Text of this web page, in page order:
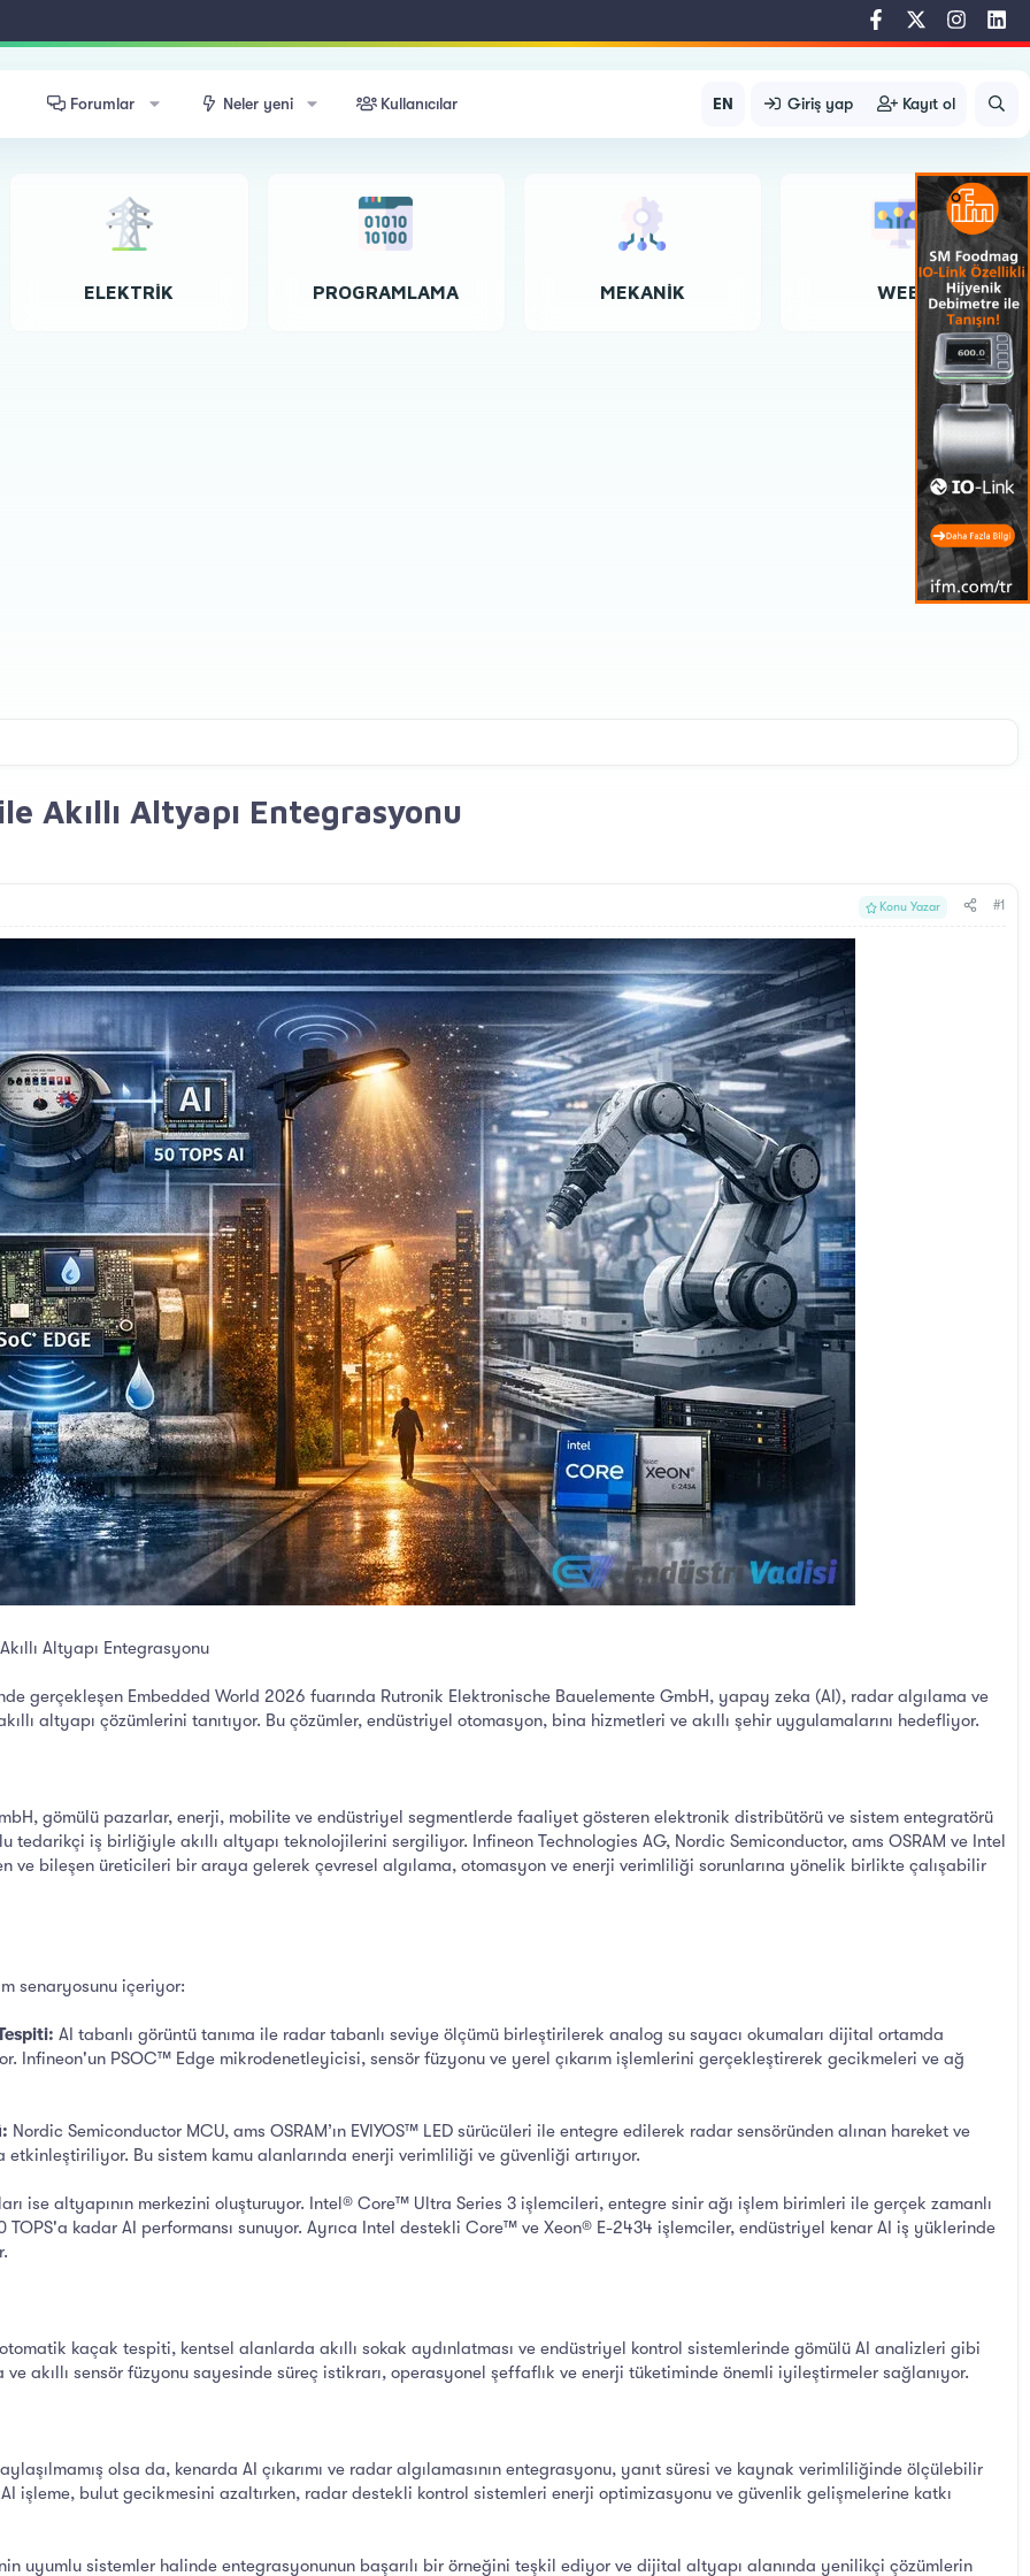
Forumlar Neler yeni Kullanıcılar EN Giriş yap Kayıt ol
ELEKTRIK PROGRAMLAMA MEKANIK WEB
Akıllı Altyapı Entegrasyonu
Konu Yazar #1
Altyapı Entegrasyonu
gerçekleşen Embedded World 2026 fuarında Rutronik Elektronische Bauelemente GmbH, yapay zeka (AI), radar algılama ve
altyapı çözümlerini tanıtıyor. Bu çözümler, endüstriyel otomasyon, bina hizmetleri ve akıllı şehir uygulamalarını hedefliyor.
gömülü pazarlar, enerji, mobilite ve endüstriyel segmentlerde faaliyet gösteren elektronik distribütörü ve sistem entegratörü
iş birliğiyle akıllı altyapı teknolojilerini sergiliyor. Infineon Technologies AG, Nordic Semiconductor, ams OSRAM ve Intel
ve bileşen üreticileri bir araya gelerek çevresel algılama, otomasyon ve enerji verimliliği sorunlarına yönelik birlikte çalışabilir
senaryosunu içeriyor:
AI tabanlı görüntü tanıma ile radar tabanlı seviye ölçümü birleştirilerek analog su sayacı okumaları dijital ortamda
Infineon'un PSOC™ Edge mikrodenetleyicisi, sensör füzyonu ve yerel çıkarım işlemlerini gerçekleştirerek gecikmeleri ve ağ
Nordic Semiconductor MCU, ams OSRAM’ın EVIYOS™ LED sürücüleri ile entegre edilerek radar sensöründen alınan hareket ve
Bu sistem kamu alanlarında enerji verimliliği ve güvenliği artırıyor.
ise altyapının merkezini oluşturuyor. Intel® Core™ Ultra Series 3 işlemcileri, entegre sinir ağı işlem birimleri ile gerçek zamanlı
kadar AI performansı sunuyor. Ayrıca Intel destekli Core™ ve Xeon® E-2434 işlemciler, endüstriyel kenar AI iş yüklerinde
otomatik kaçak tespiti, kentsel alanlarda akıllı sokak aydınlatması ve endüstriyel kontrol sistemlerinde gömülü AI analizleri gibi
akıllı sensör füzyonu sayesinde süreç istikrarı, operasyonel şeffaflık ve enerji tüketiminde önemli iyileştirmeler sağlanıyor.
olsa da, kenarda AI çıkarımı ve radar algılamasının entegrasyonu, yanıt süresi ve kaynak verimliliğinde ölçülebilir
işleme, bulut gecikmesini azaltırken, radar destekli kontrol sistemleri enerji optimizasyonu ve güvenlik gelişmelerine katkı
uyumlu sistemler halinde entegrasyonunun başarılı bir örneğini teşkil ediyor ve dijital altyapı alanında yenilikçi çözümlerin